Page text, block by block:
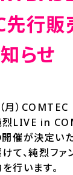
FC NEWS
制ファンク
先行
知らせ
）COMTEC
烈LIVE in
催が決定いた
て、純烈ファ
行います。